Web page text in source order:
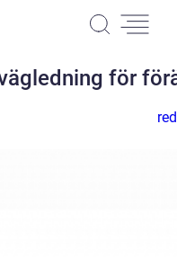
för